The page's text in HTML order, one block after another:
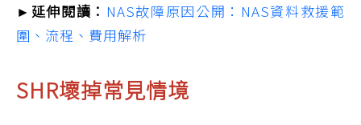
►延伸閱讀： NAS故障原因公開：NAS資料救援範
圍、流程、費用解析
SHR壞掉常見情境